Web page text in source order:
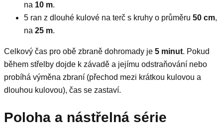
na 10 m.
5 ran z dlouhé kulové na terč s kruhy o průměru 50 cm,
na 25 m.
Celkový čas pro obě zbraně dohromady je 5 minut. Pokud
během střelby dojde k závadě a jejímu odstraňování nebo
probíhá výměna zbraní (přechod mezi krátkou kulovou a
dlouhou kulovou), čas se zastaví.
Poloha a nástřelná série